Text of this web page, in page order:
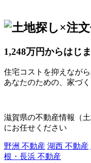
1,248万円からはじ
住宅コストを抑えなが
あなたのための、家づ
滋賀県の不動産情報（
にお任せください
野洲 不動産 湖西 不動産
根・長浜 不動産